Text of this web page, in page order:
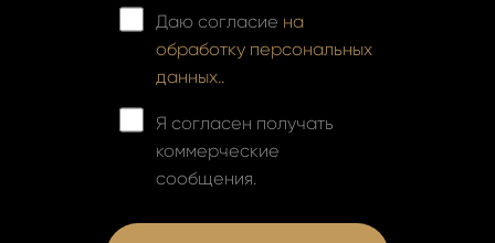
Даю согласие на
обработку персональных
данных..
Я согласен получать
коммерческие
сообщения.